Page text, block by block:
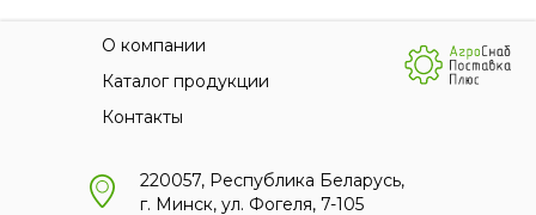
О компании
Каталог продукции
Контакты
220057, Республика Беларусь,
г. Минск, ул. Фогеля, 7-105